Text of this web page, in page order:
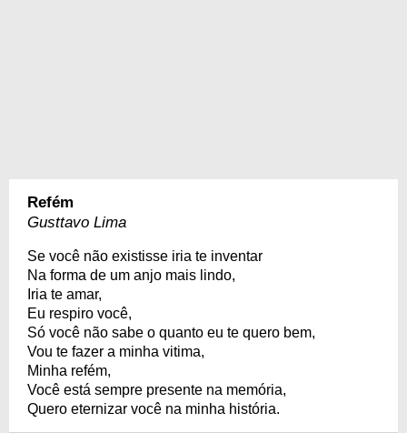
Refém
Gusttavo Lima
Se você não existisse iria te inventar
Na forma de um anjo mais lindo,
Iria te amar,
Eu respiro você,
Só você não sabe o quanto eu te quero bem,
Vou te fazer a minha vitima,
Minha refém,
Você está sempre presente na memória,
Quero eternizar você na minha história.